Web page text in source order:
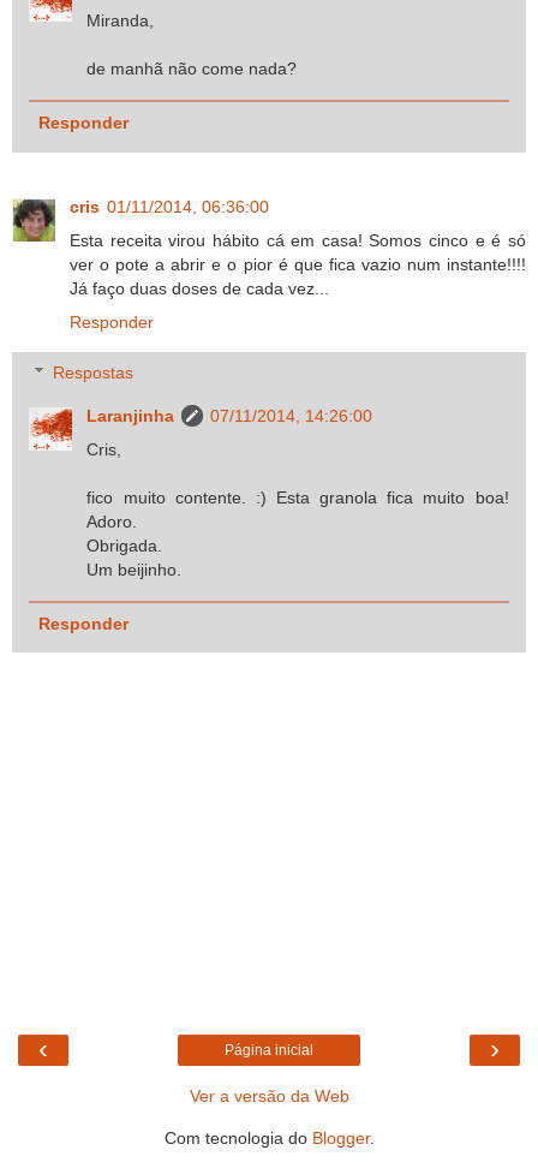
Miranda,
de manhã não come nada?
Responder
cris 01/11/2014, 06:36:00
Esta receita virou hábito cá em casa! Somos cinco e é só
ver o pote a abrir e o pior é que fica vazio num instante!!!!
Já faço duas doses de cada vez...
Responder
Respostas
Laranjinha
07/11/2014, 14:26:00
Cris,
fico muito contente. :) Esta granola fica muito boa!
Adoro.
Obrigada.
Um beijinho.
Responder
‹ ›
Página inicial
Ver a versão da Web
Com tecnologia do Blogger.